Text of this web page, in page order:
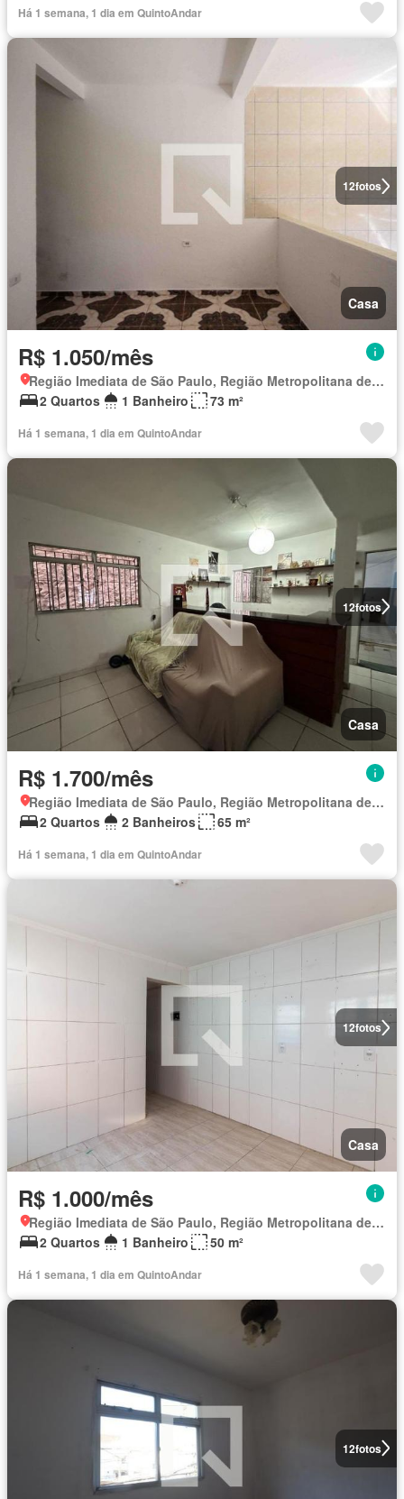
Há 1 semana, 1 dia em QuintoAndar
12fotos
Casa
R$ 1.050/mês
Região Imediata de São Paulo, Região Metropolitana de São Paulo
2 Quartos
1 Banheiro 73 m²
Há 1 semana, 1 dia em QuintoAndar
12fotos
Casa
R$ 1.700/mês
Região Imediata de São Paulo, Região Metropolitana de São Paulo
2 Quartos
2 Banheiros 65 m²
Há 1 semana, 1 dia em QuintoAndar
12fotos
Casa
R$ 1.000/mês
Região Imediata de São Paulo, Região Metropolitana de São Paulo
2 Quartos
1 Banheiro 50 m²
Há 1 semana, 1 dia em QuintoAndar
12fotos